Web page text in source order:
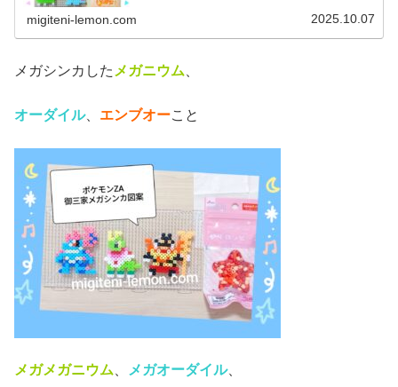
migiteni-lemon.com 2025.10.07
メガシンカした メガニウム
オーダイル、 エンブオーこと
メガメガニウム メガオーダイル、